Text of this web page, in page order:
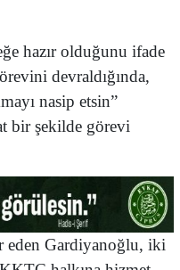
hazır olduğunu ifade
devraldığında,
nasip etsin”
bir şekilde görevi
eden Gardiyanoğlu, iki